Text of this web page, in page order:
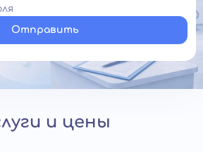
Отправить
и цены